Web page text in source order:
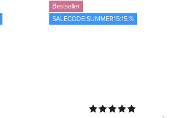
Bestseller
SALECODE:SUMMER15:15:%